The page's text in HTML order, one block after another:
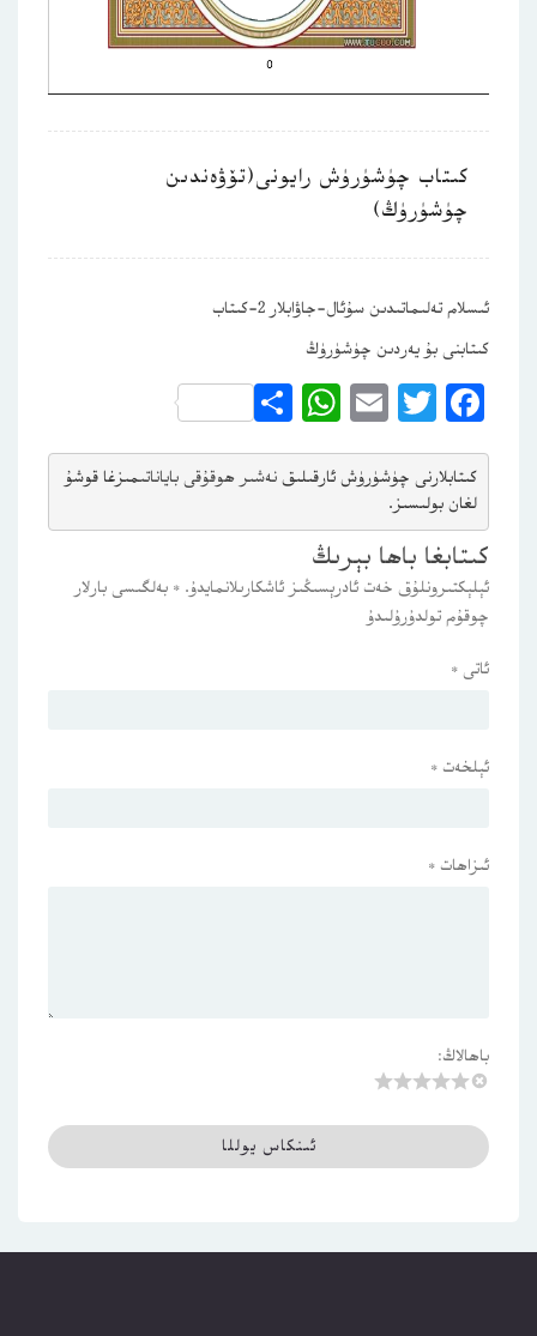
كىتاب چۈشۈرۈش رايونى(تۆۋەندىن
چۈشۈرۈڭ)
ئىسلام تەلىماتىدىن سۇئال-جاۋابلار 2-كىتاب
كىتابنى بۇ يەردىن چۈشۈرۈڭ
Facebook
Twitter
Email
WhatsApp
Share
كىتابلارنى چۈشۈرۈش ئارقىلىق نەشىر ھوقۇقى باياناتىمىزغا قوشۇ
لغان بولىسىز.
كىتابغا باھا بېرىڭ
ئېلېكتىرونلۇق خەت ئادرېسىڭىز ئاشكارىلانمايدۇ. * بەلگىسى بارلار
چوقۇم تولدۇرۇلىدۇ
ئاتى *
ئېلخەت *
ئىزاھات *
باھالاڭ: